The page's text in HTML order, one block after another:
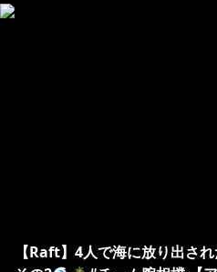
【Raft】4人で海に放り出さ